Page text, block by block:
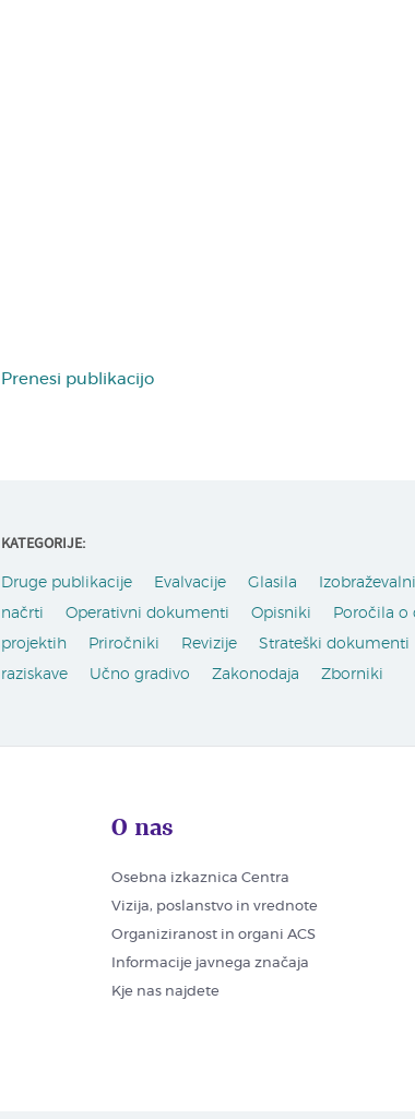
Prenesi publikacijo
KATEGORIJE:
Druge publikacije Evalvacije Glasila
načrti
Operativni dokumenti Opisniki Poročila o
projektih
Priročniki Revizije Strateški dokumenti
raziskave
Učno gradivo Zakonodaja Zborniki
O nas
Osebna izkaznica Centra
Vizija, poslanstvo in vrednote
Organiziranost in organi ACS
Informacije javnega značaja
Kje nas najdete